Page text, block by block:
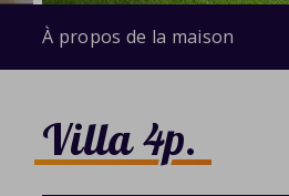
À propos de la maison
Villa 4p.